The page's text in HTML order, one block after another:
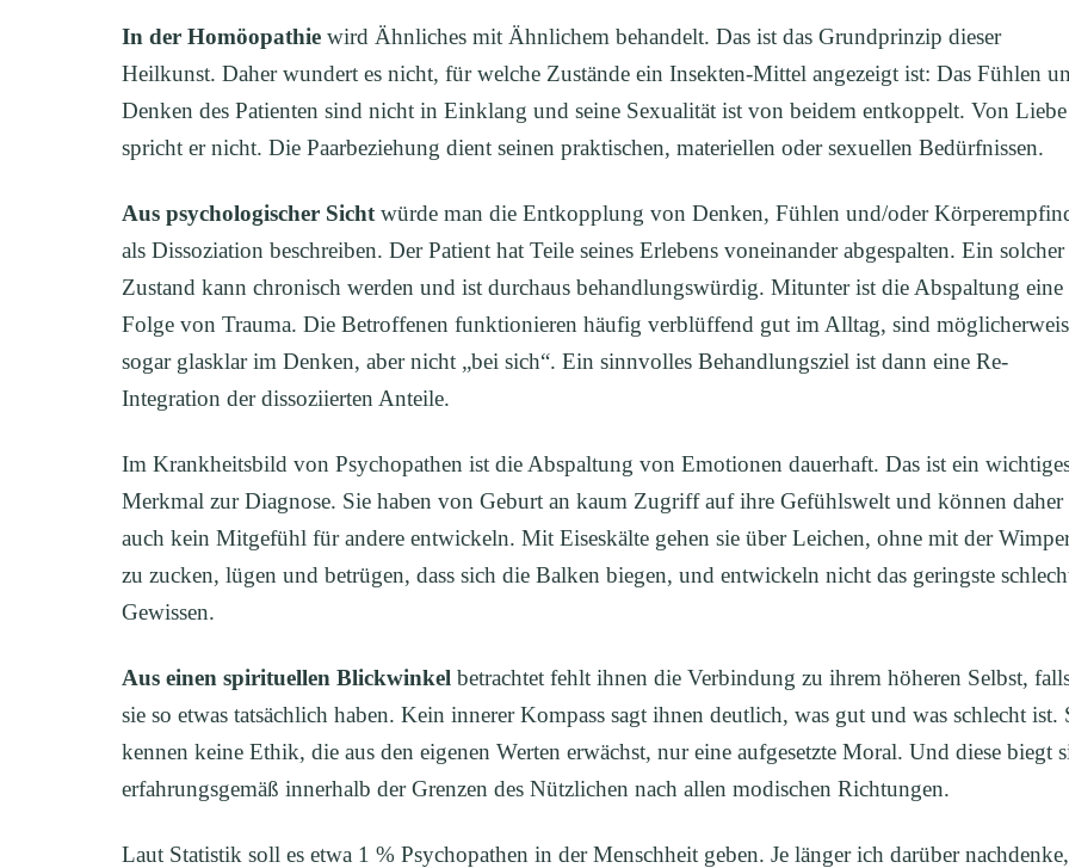
In der Homöopathie wird Ähnliches mit Ähnlichem behandelt. Das ist das Grundprinzip dieser
Heilkunst. Daher wundert es nicht, für welche Zustände ein Insekten-Mittel angezeigt ist: Das Fühlen
Denken des Patienten sind nicht in Einklang und seine Sexualität ist von beidem entkoppelt. Von Liebe
spricht er nicht. Die Paarbeziehung dient seinen praktischen, materiellen oder sexuellen Bedürfnissen.
Aus psychologischer Sicht würde man die Entkopplung von Denken, Fühlen und/oder
als Dissoziation beschreiben. Der Patient hat Teile seines Erlebens voneinander abgespalten. Ein solcher
Zustand kann chronisch werden und ist durchaus behandlungswürdig. Mitunter ist die Abspaltung eine
Folge von Trauma. Die Betroffenen funktionieren häufig verblüffend gut im Alltag, sind
sogar glasklar im Denken, aber nicht „bei sich“. Ein sinnvolles Behandlungsziel ist dann eine Re-
Integration der dissoziierten Anteile.
Im Krankheitsbild von Psychopathen ist die Abspaltung von Emotionen dauerhaft. Das ist ein
Merkmal zur Diagnose. Sie haben von Geburt an kaum Zugriff auf ihre Gefühlswelt und können daher
auch kein Mitgefühl für andere entwickeln. Mit Eiseskälte gehen sie über Leichen, ohne mit der
zu zucken, lügen und betrügen, dass sich die Balken biegen, und entwickeln nicht das geringste
Gewissen.
Aus einen spirituellen Blickwinkel betrachtet fehlt ihnen die Verbindung zu ihrem höheren Selbst,
sie so etwas tatsächlich haben. Kein innerer Kompass sagt ihnen deutlich, was gut und was schlecht ist.
kennen keine Ethik, die aus den eigenen Werten erwächst, nur eine aufgesetzte Moral. Und diese biegt
erfahrungsgemäß innerhalb der Grenzen des Nützlichen nach allen modischen Richtungen.
Laut Statistik soll es etwa 1 % Psychopathen in der Menschheit geben. Je länger ich darüber nachdenke,